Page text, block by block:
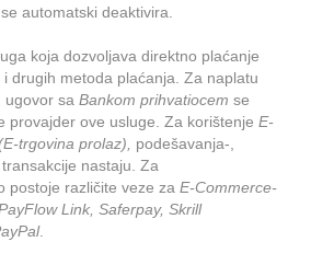
automatski deaktivira.
koja dozvoljava direktno plaćanje
drugih metoda plaćanja. Za naplatu
ugovor sa Bankom prihvatiocem se
provajder ove usluge. Za korištenje E-
trgovina prolaz),
podešavanja-,
nastaju. Za
postoje različite veze za E-Commerce-
Link, Saferpay, Skrill
.